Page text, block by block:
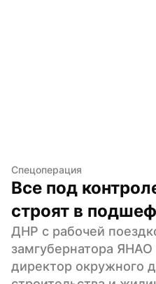
Спецоперация
Все под
строят в
ДНР с рабочей
замгубернатора ЯНАО
директор окружного